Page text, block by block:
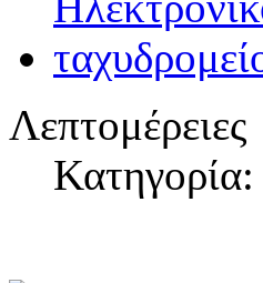
Λεπτομέρειες
Κατηγορία: